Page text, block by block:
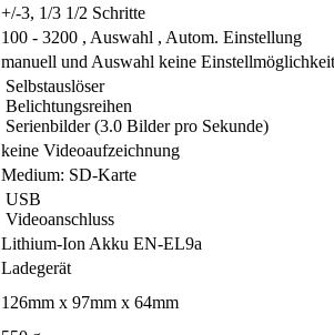
+/-3, 1/3 1/2 Schritte
100 - 3200 , Auswahl , Autom. Einstellung
manuell und Auswahl keine
Selbstauslöser
Belichtungsreihen
Serienbilder (3.0 Bilder pro Sekunde)
keine Videoaufzeichnung
Medium: SD-Karte
USB
Videoanschluss
Lithium-Ion Akku EN-EL9a
Ladegerät
126mm x 97mm x 64mm